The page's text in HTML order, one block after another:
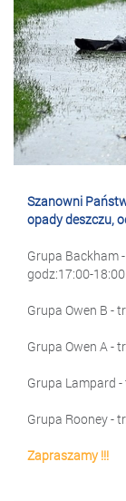
Szanowni
opady deszczu,
Grupa Backham
godz:17:00-18:00
Grupa Owen B -
Grupa Owen A -
Grupa Lampard
Grupa Rooney -
Zapraszamy !!!